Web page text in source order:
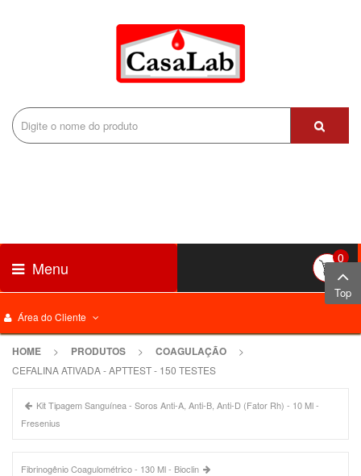
Área do Cliente
Menu 0
HOME > PRODUTOS > COAGULAÇÃO
>
CEFALINA ATIVADA - APTTEST - 150 TESTES
Kit Tipagem Sanguínea - Soros Anti-A, Anti-B, Anti-D (Fator Rh) - 10 Ml -
Fresenius
Fibrinogênio Coagulométrico - 130 Ml - Bioclin
Top